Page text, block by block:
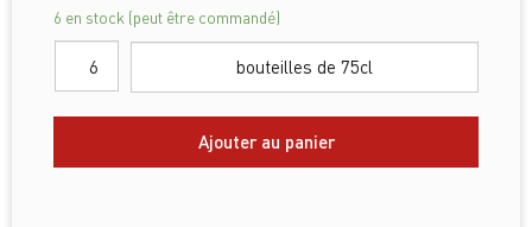
6 en stock (peut être commandé)
bouteilles de 75cl
Ajouter au panier